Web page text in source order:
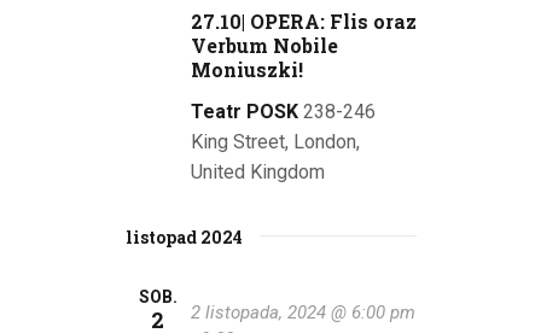
27.10| OPERA: Flis oraz
Verbum Nobile
Moniuszki!
Teatr POSK 238-246
King Street, London,
United Kingdom
listopad 2024
SOB.
2
2 listopada, 2024 @ 6:00 pm